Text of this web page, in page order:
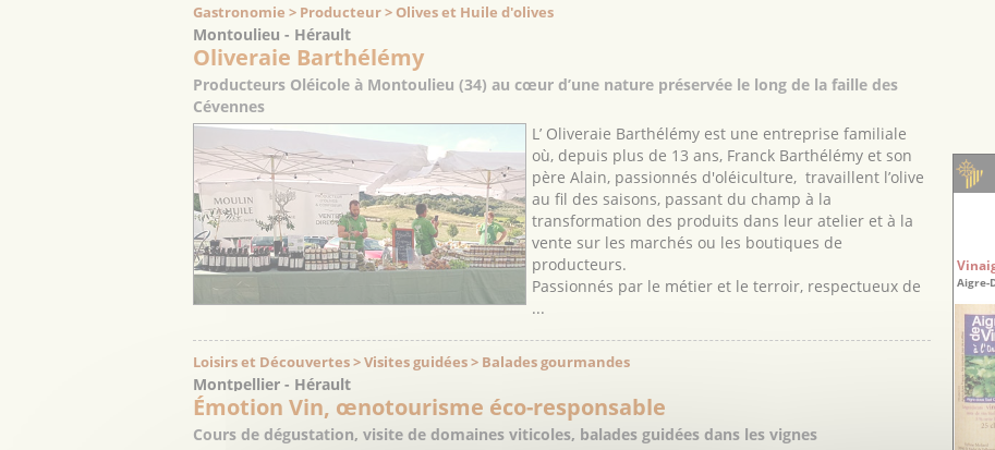
Gastronomie > Producteur > Olives et Huile d'olives
Montoulieu - Hérault
Oliveraie Barthélémy
Producteurs Oléicole à Montoulieu (34) au cœur d’une nature préservée le long de la faille des
Cévennes
L’ Oliveraie Barthélémy est une entreprise familiale
où, depuis plus de 13 ans, Franck Barthélémy et son
père Alain, passionnés d'oléiculture, travaillent l’olive
au fil des saisons, passant du champ à la
transformation des produits dans leur atelier et à la
vente sur les marchés ou les boutiques de
producteurs.
Passionnés par le métier et le terroir, respectueux de
...
Loisirs et Découvertes > Visites guidées > Balades gourmandes
Montpellier - Hérault
Émotion Vin, œnotourisme éco-responsable
Cours de dégustation, visite de domaines viticoles, balades guidées dans les vignes
Aigre-